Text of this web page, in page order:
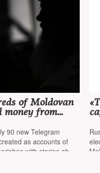
of Moldovan
money from
90 new Telegram
as accounts of
with stories about